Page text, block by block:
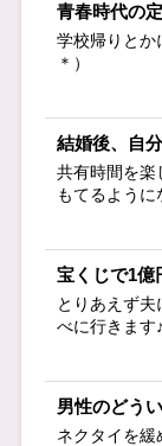
青春時代の
学校帰りとか
＊）
結婚後、自
共有時間を楽
もてるように
宝くじで1億
とりあえず
べに行きます♪
男性のどう
ネクタイを緩